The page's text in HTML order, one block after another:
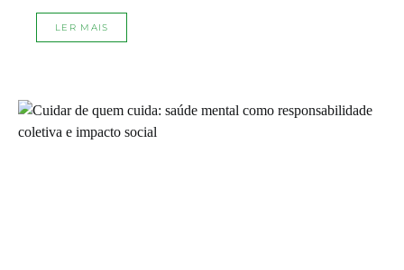
LER MAIS